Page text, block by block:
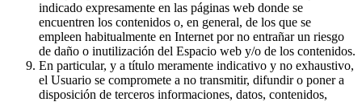
indicado expresamente en las páginas web donde se
encuentren los contenidos o, en general, de los que se
empleen habitualmente en Internet por no entrañar un riesgo
de daño o inutilización del Espacio web y/o de los contenidos.
En particular, y a título meramente indicativo y no exhaustivo,
el Usuario se compromete a no transmitir, difundir o poner a
disposición de terceros informaciones, datos, contenidos,